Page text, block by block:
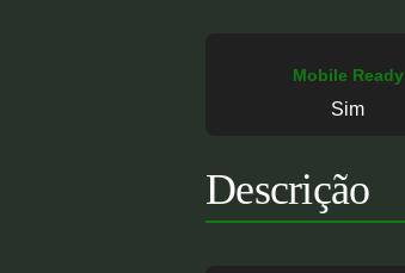
Mobile Ready
Sim
Descrição